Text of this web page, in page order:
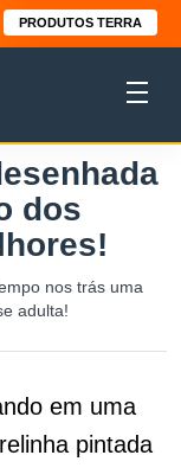
PRODUTOS TERRA
dos
nos trás uma
adulta!
em uma
pintada